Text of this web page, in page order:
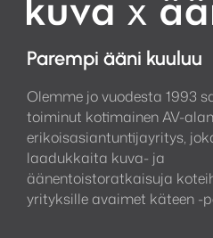
Parempi ääni kuuluu
Olemme jo vuodesta 1993
toiminut kotimainen AV-alan
erikoisasiantuntijayritys,
laadukkaita kuva- ja
äänentoistoratkaisuja
yrityksille avaimet käteen -